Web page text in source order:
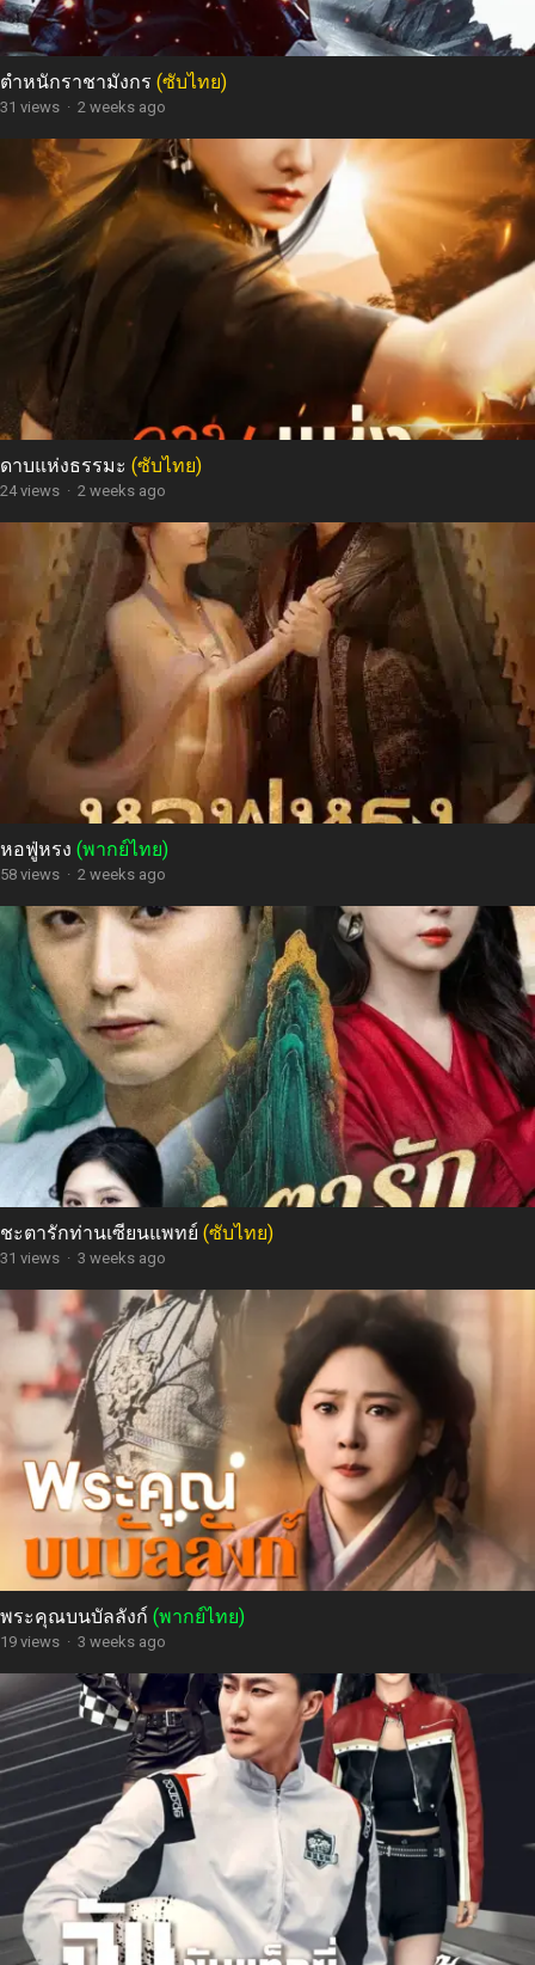
ตำหนักราชามังกร (ซับไทย)
31 views · 2 weeks ago
ดาบแห่งธรรมะ (ซับไทย)
24 views · 2 weeks ago
หอฟู่หรง (พากย์ไทย)
58 views · 2 weeks ago
ชะตารักท่านเซียนแพทย์ (ซับไทย)
31 views · 3 weeks ago
พระคุณบนบัลลังก์ (พากย์ไทย)
19 views · 3 weeks ago